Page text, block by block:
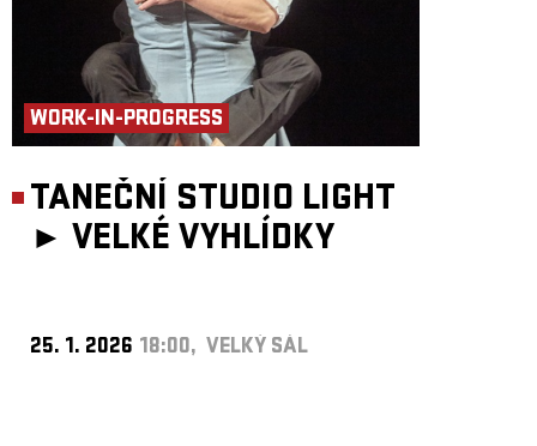
WORK-IN-PROGRESS
TANEČNÍ STUDIO LIGHT
► VELKÉ VYHLÍDKY
25. 1. 2026 18:00, VELKÝ SÁL